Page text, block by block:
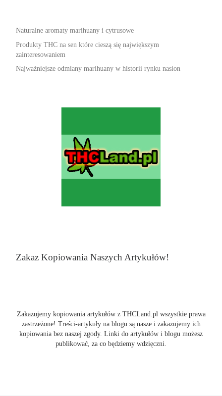
Naturalne aromaty marihuany i cytrusowe
Produkty THC na sen które cieszą się największym
zainteresowaniem
Najważniejsze odmiany marihuany w historii rynku nasion
Zakaz Kopiowania Naszych Artykułów!
Zakazujemy kopiowania artykułów z THCLand.pl wszystkie prawa
zastrzeżone! Treści-artykuły na blogu są nasze i zakazujemy ich
kopiowania bez naszej zgody. Linki do artykułów i blogu możesz
publikować, za co będziemy wdzięczni.